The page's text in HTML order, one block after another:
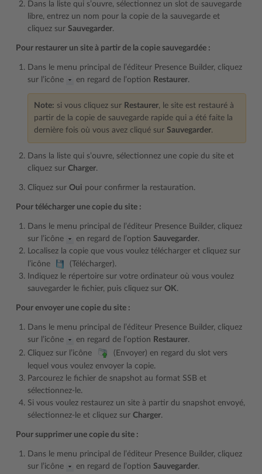
Dans la liste qui s’ouvre, sélectionnez un slot de sauvegarde
libre, entrez un nom pour la copie de la sauvegarde et
cliquez sur Sauvegarder.
Pour restaurer un site à partir de la copie sauvegardée :
Dans le menu principal de l’éditeur Presence Builder, cliquez
sur l’icône
en regard de l’option Restaurer.
Note: si vous cliquez sur Restaurer, le site est restauré à
partir de la copie de sauvegarde rapide qui a été faite la
dernière fois où vous avez cliqué sur Sauvegarder.
Dans la liste qui s’ouvre, sélectionnez une copie du site et
cliquez sur Charger.
Cliquez sur Oui pour confirmer la restauration.
Pour télécharger une copie du site :
Dans le menu principal de l’éditeur Presence Builder, cliquez
sur l’icône
en regard de l’option Sauvegarder.
Localisez la copie que vous voulez télécharger et cliquez sur
l’icône
(Télécharger).
Indiquez le répertoire sur votre ordinateur où vous voulez
sauvegarder le fichier, puis cliquez sur OK.
Pour envoyer une copie du site :
Dans le menu principal de l’éditeur Presence Builder, cliquez
sur l’icône
en regard de l’option Restaurer.
Cliquez sur l’icône
(Envoyer) en regard du slot vers
lequel vous voulez envoyer la copie.
Parcourez le fichier de snapshot au format SSB et
sélectionnez-le.
Si vous voulez restaurez un site à partir du snapshot envoyé,
sélectionnez-le et cliquez sur Charger.
Pour supprimer une copie du site :
Dans le menu principal de l’éditeur Presence Builder, cliquez
sur l’icône
en regard de l’option Sauvegarder.